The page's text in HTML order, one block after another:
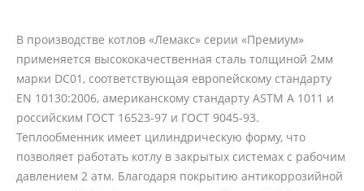
В производстве котлов «Лемакс» серии «Премиум»
применяется высококачественная сталь толщиной 2мм
марки DC01, соответствующая европейскому стандарту
EN 10130:2006, американскому стандарту ASTM A 1011 и
российским ГОСТ 16523-97 и ГОСТ 9045-93.
Теплообменник имеет цилиндрическую форму, что
позволяет работать котлу в закрытых системах с рабочим
давлением 2 атм. Благодаря покрытию антикоррозийной